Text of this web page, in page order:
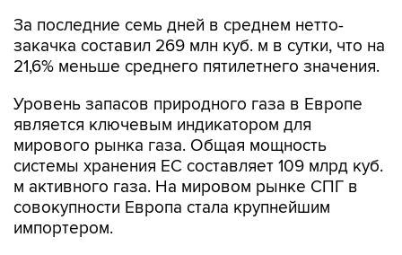
За последние семь дней в среднем нетто-
закачка составил 269 млн куб. м в сутки, что на
21,6% меньше среднего пятилетнего значения.
Уровень запасов природного газа в Европе
является ключевым индикатором для
мирового рынка газа. Общая мощность
системы хранения ЕС составляет 109 млрд куб.
м активного газа. На мировом рынке СПГ в
совокупности Европа стала крупнейшим
импортером.